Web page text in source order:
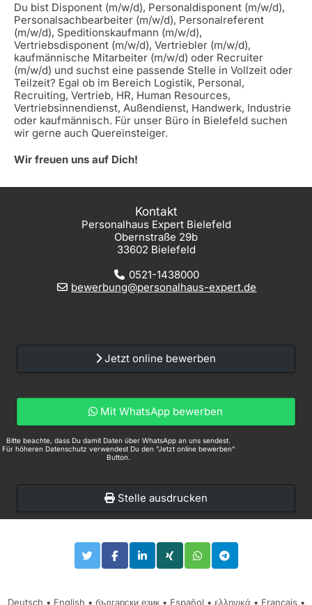
Du bist Disponent (m/w/d), Personaldisponent (m/w/d),
Personalsachbearbeiter (m/w/d), Personalreferent
(m/w/d), Speditionskaufmann (m/w/d),
Vertriebsdisponent (m/w/d), Vertriebler (m/w/d),
kaufmännische Mitarbeiter (m/w/d) oder Recruiter
(m/w/d) und suchst eine passende Stelle in Vollzeit oder
Teilzeit? Egal ob im Bereich Logistik, Personal,
Recruiting, Vertrieb, HR, Human Resources,
Vertriebsinnendienst, Außendienst, Handwerk, Industrie
oder kaufmännisch. Für unser Büro in Bielefeld suchen
wir gerne auch Quereinsteiger.
Wir freuen uns auf Dich!
Kontakt
Personalhaus Expert Bielefeld
Obernstraße 29b
33602 Bielefeld
0521-1438000
bewerbung@personalhaus-expert.de
Jetzt online bewerben
Mit WhatsApp bewerben
Bitte beachte, dass Du damit Daten über WhatsApp an uns sendest.
Für höheren Datenschutz verwendest Du den "Jetzt online bewerben"
Button.
Stelle ausdrucken
Deutsch • English • български език • Español • ελληνικά • Français •